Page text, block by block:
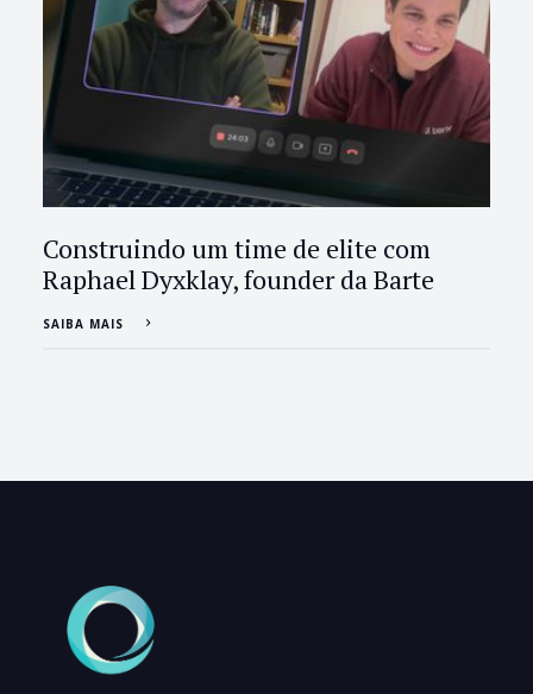
Construindo um time de elite com
Raphael Dyxklay, founder da Barte
SAIBA MAIS